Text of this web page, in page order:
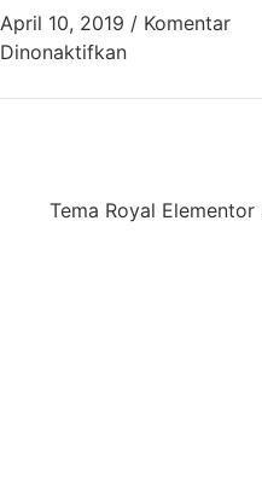
April 10, 2019 / Komentar
Dinonaktifkanpada Aqiqah
Tema Royal